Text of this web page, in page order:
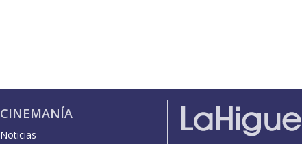
CINEMANÍA
Noticias